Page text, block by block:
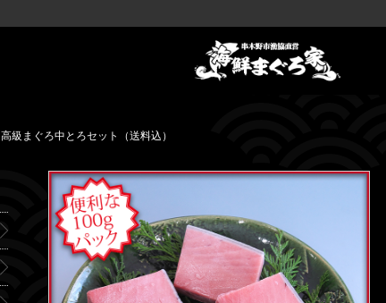
高級まぐろ中とろセット（送料込）